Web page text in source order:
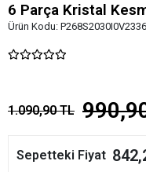
6 Parça Kristal
Ürün Kodu: P268S2030I0V2336
1.090,90 TL
Sepetteki Fiyat